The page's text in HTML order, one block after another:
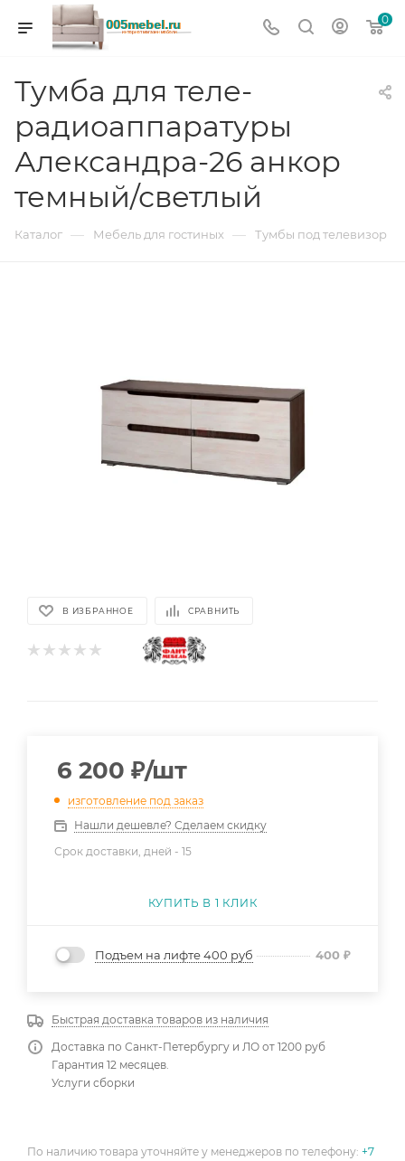
0
Тумба для теле-
радиоаппаратуры
Александра-26 анкор
темный/светлый
Каталог — Мебель для гостиных — Тумбы под телевизор
В ИЗБРАННОЕ СРАВНИТЬ
6 200 ₽/шт
изготовление под заказ
Нашли дешевле? Сделаем скидку
Срок доставки, дней - 15
КУПИТЬ В 1 КЛИК
Подъем на лифте 400 руб 400 ₽
Быстрая доставка товаров из наличия
Доставка по Санкт-Петербургу и ЛО от 1200 руб
Гарантия 12 месяцев.
Услуги сборки
По наличию товара уточняйте у менеджеров по телефону: +7